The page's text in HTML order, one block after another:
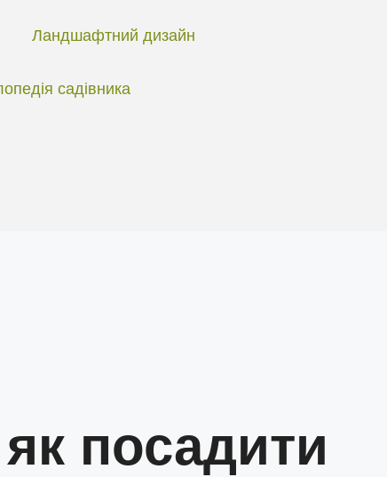
Ландшафтний дизайн
садівника
посадити